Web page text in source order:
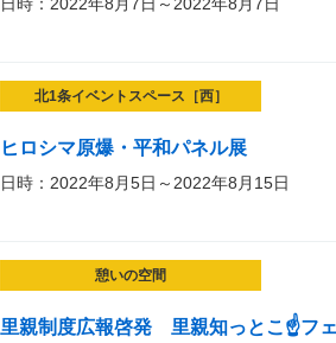
北1条イベントスペース［西］
ヒロシマ原爆・平和パネル展
日時：2022年8月5日～2022年8月15日
憩いの空間
里親制度広報啓発 里親知っとこ☝フ